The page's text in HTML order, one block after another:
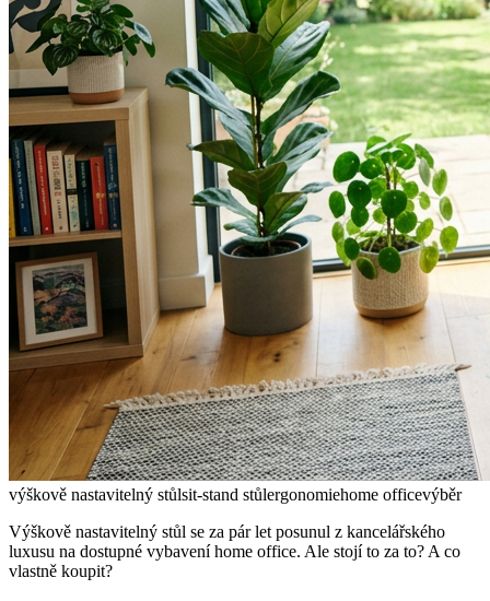
výškově nastavitelný stůlsit-stand stůlergonomiehome officevýběr
Výškově nastavitelný stůl se za pár let posunul z kancelářského
luxusu na dostupné vybavení home office. Ale stojí to za to? A co
vlastně koupit?